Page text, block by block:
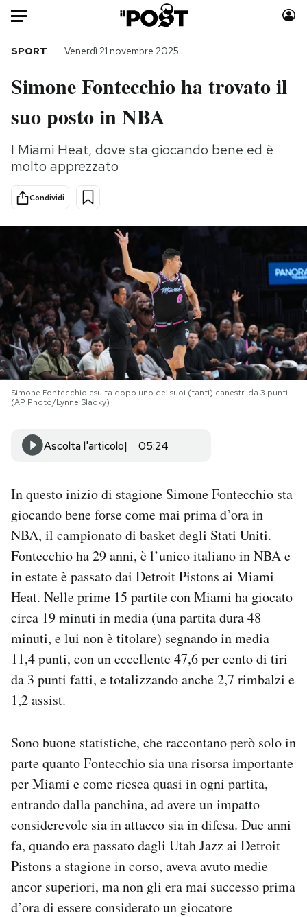
Auto
HOME
Italia
Politica
Tecnologia
Internet
Consumismi
Altrecose
Mondiali calcio 2026
PODCAST
NEWSLETTER
CALENDARIO
AREA PERSONALE
Area Personale
Newsletter
Notifiche mobile
Regala il Post
Hai bisogno di aiuto?
Esci
SPORT Venerdì 21 novembre 2025
Simone Fontecchio ha trovato il
suo posto in NBA
I Miami Heat, dove sta giocando bene ed è
molto apprezzato
Condividi
Simone Fontecchio esulta dopo uno dei suoi (tanti) canestri da 3 punti
(AP Photo/Lynne Sladky)
Ascolta l'articolo 05:24
In questo inizio di stagione Simone Fontecchio sta
giocando bene forse come mai prima d’ora in
NBA, il campionato di basket degli Stati Uniti.
Fontecchio ha 29 anni, è l’unico italiano in NBA e
in estate è passato dai Detroit Pistons ai Miami
Heat. Nelle prime 15 partite con Miami ha giocato
circa 19 minuti in media (una partita dura 48
minuti, e lui non è titolare) segnando in media
11,4 punti, con un eccellente 47,6 per cento di tiri
da 3 punti fatti, e totalizzando anche 2,7 rimbalzi e
1,2 assist.
Sono buone statistiche, che raccontano però solo in
parte quanto Fontecchio sia una risorsa importante
per Miami e come riesca quasi in ogni partita,
entrando dalla panchina, ad avere un impatto
considerevole sia in attacco sia in difesa. Due anni
fa, quando era passato dagli Utah Jazz ai Detroit
Pistons a stagione in corso, aveva avuto medie
ancor superiori, ma non gli era mai successo prima
d’ora di essere considerato un giocatore